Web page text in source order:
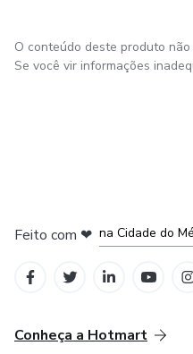
O conteúdo deste produto
Se você vir informações
Feito com ❤ na Cidade do
Conheça a Hotmart